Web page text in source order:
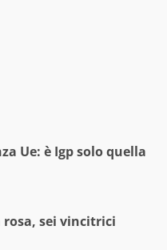
Ue: è Igp solo quella
rosa, sei vincitrici